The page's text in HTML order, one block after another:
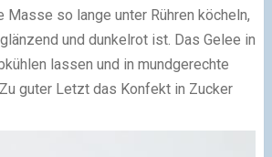
Masse so lange unter Rühren köcheln,
und dunkelrot ist. Das Gelee in
lassen und in mundgerechte
guter Letzt das Konfekt in Zucker